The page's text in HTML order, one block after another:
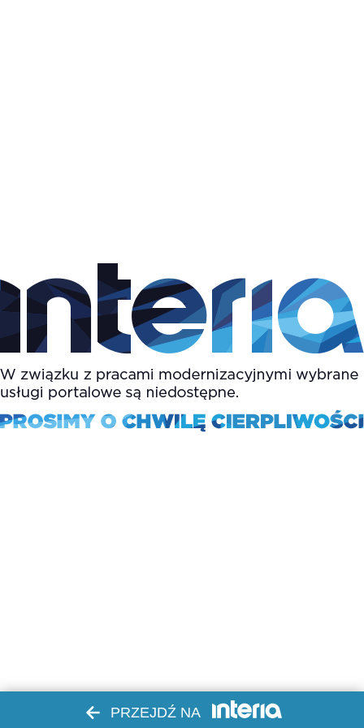
PRZEJDŹ NA